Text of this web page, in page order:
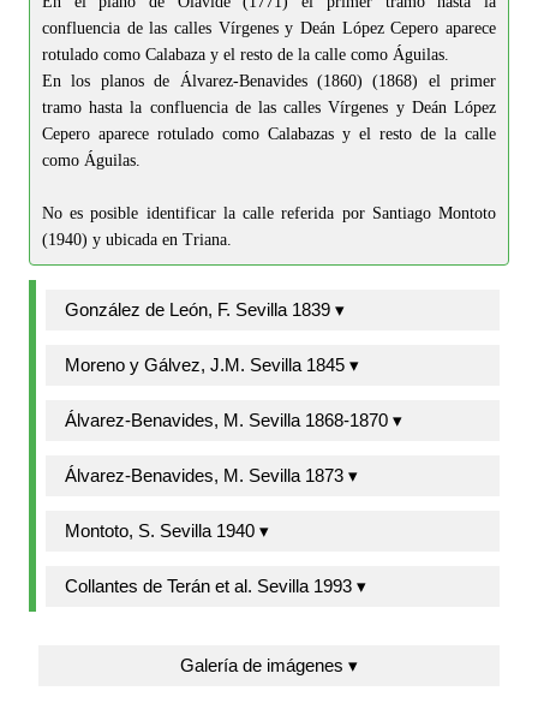
confluencia de las calles Vírgenes y Deán López Cepero aparece
rotulado como Calabaza y el resto de la calle como Águilas.
En los planos de Álvarez-Benavides (1860) (1868) el primer
tramo hasta la confluencia de las calles Vírgenes y Deán López
Cepero aparece rotulado como Calabazas y el resto de la calle
como Águilas.
No es posible identificar la calle referida por Santiago Montoto
(1940) y ubicada en Triana.
González de León, F. Sevilla 1839 ▾
Moreno y Gálvez, J.M. Sevilla 1845 ▾
Álvarez-Benavides, M. Sevilla 1868-1870 ▾
Álvarez-Benavides, M. Sevilla 1873 ▾
Montoto, S. Sevilla 1940 ▾
Collantes de Terán et al. Sevilla 1993 ▾
Galería de imágenes ▾